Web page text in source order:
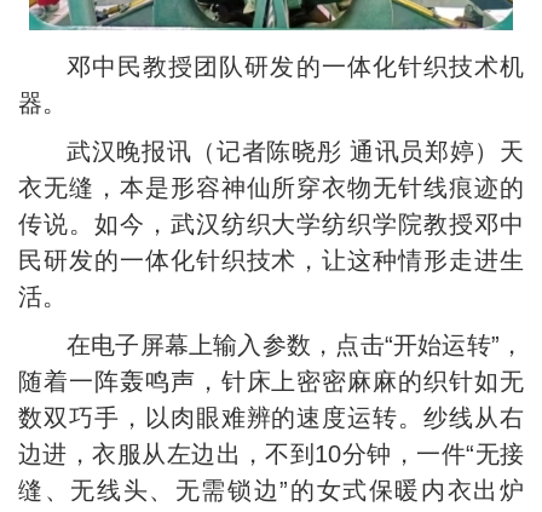
邓中民教授团队研发的一体化针织技术机
器。
武汉晚报讯（记者陈晓彤 通讯员郑婷）天
衣无缝，本是形容神仙所穿衣物无针线痕迹的
传说。如今，武汉纺织大学纺织学院教授邓中
民研发的一体化针织技术，让这种情形走进生
活。
在电子屏幕上输入参数，点击“开始运转”，
随着一阵轰鸣声，针床上密密麻麻的织针如无
数双巧手，以肉眼难辨的速度运转。纱线从右
边进，衣服从左边出，不到10分钟，一件“无接
缝、无线头、无需锁边”的女式保暖内衣出炉